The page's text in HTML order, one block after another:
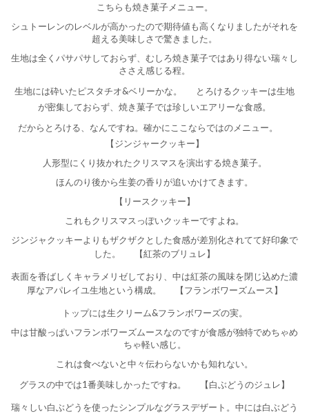
こちらも焼き菓子メニュー。
シュトーレンのレベルが高かったので期待値も高くなりましたがそれを
超える美味しさで驚きました。
生地は全くパサパサしておらず、むしろ焼き菓子ではあり得ない瑞々し
ささえ感じる程。
生地には砕いたピスタチオ&ベリーかな。
とろけるクッキーは生地
が密集しておらず、焼き菓子では珍しいエアリーな食感。
だからとろける、なんですね。確かにここならではのメニュー。
【ジンジャークッキー】
人形型にくり抜かれたクリスマスを演出する焼き菓子。
ほんのり後から生姜の香りが追いかけてきます。
【リースクッキー】
これもクリスマスっぽいクッキーですよね。
ジンジャクッキーよりもザクザクとした食感が差別化されてて好印象で
した。
【紅茶のブリュレ】
表面を香ばしくキャラメリゼしており、中は紅茶の風味を閉じ込めた濃
厚なアパレイユ生地という構成。
【フランボワーズムース】
トップには生クリーム&フランボワーズの実。
中は甘酸っぱいフランボワーズムースなのですが食感が独特でめちゃめ
ちゃ軽い感じ。
これは食べないと中々伝わらないかも知れない。
グラスの中では1番美味しかったですね。
【白ぶどうのジュレ】
瑞々しい白ぶどうを使ったシンプルなグラスデザート。中には白ぶどう